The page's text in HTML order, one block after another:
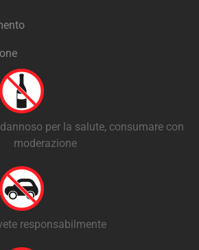
per la salute, consumare con
moderazione
responsabilmente